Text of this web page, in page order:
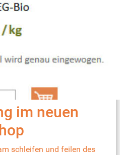
im neuen
schleifen und feilen des